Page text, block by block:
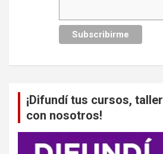
¡Difundí tus cursos,
con nosotros!